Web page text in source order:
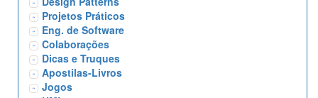
Projetos Práticos
Eng. de Software
Colaborações
Dicas e Truques
Apostilas-Livros
Jogos